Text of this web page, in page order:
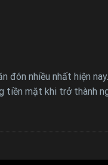
nhiều nhất hiện
tiền mặt khi trở thành